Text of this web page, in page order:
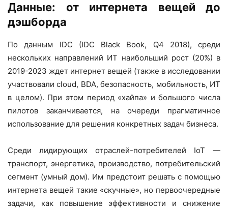
Данные: от интернета вещей до
дэшборда
По данным IDC (IDC Black Book, Q4 2018), среди
нескольких направлений ИТ наибольший рост (20%) в
2019-2023 ждет интернет вещей (также в исследовании
участвовали cloud, BDA, безопасность, мобильность, ИТ
в целом). При этом период «хайпа» и большого числа
пилотов заканчивается, на очереди прагматичное
использование для решения конкретных задач бизнеса.
Среди лидирующих отраслей-потребителей IoT —
транспорт, энергетика, производство, потребительский
сегмент (умный дом). Им предстоит решать с помощью
интернета вещей такие «скучные», но первоочередные
задачи, как повышение эффективности и снижение